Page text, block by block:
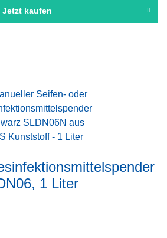
Jetzt kaufen
1 Liter